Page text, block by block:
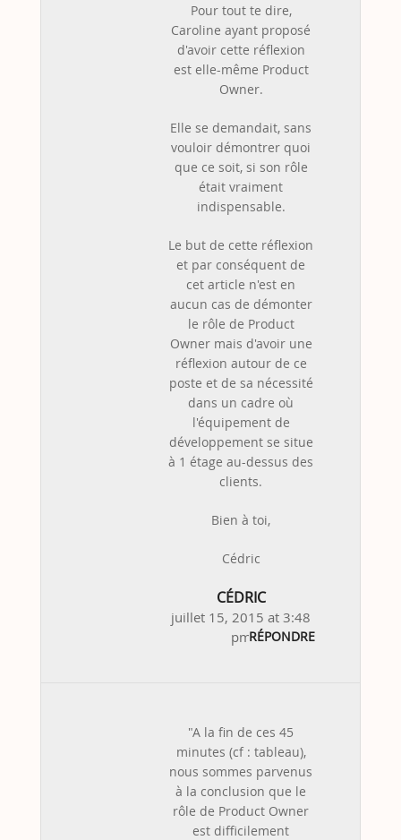
Pour tout te dire,
Caroline ayant proposé
d'avoir cette réflexion
est elle-même Product
Owner.
Elle se demandait, sans
vouloir démontrer quoi
que ce soit, si son rôle
était vraiment
indispensable.
Le but de cette réflexion
et par conséquent de
cet article n'est en
aucun cas de démonter
le rôle de Product
Owner mais d'avoir une
réflexion autour de ce
poste et de sa nécessité
dans un cadre où
l'équipement de
développement se situe
à 1 étage au-dessus des
clients.
Bien à toi,
Cédric
CÉDRIC
juillet 15, 2015 at 3:48
pmRÉPONDRE
"A la fin de ces 45
minutes (cf : tableau),
nous sommes parvenus
à la conclusion que le
rôle de Product Owner
est difficilement